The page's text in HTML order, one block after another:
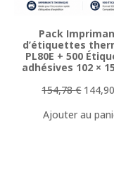
Pack
d’étiquettes
PL80E + 500
adhésives 102 ×
154,78€ Le
initial
Ajouter au